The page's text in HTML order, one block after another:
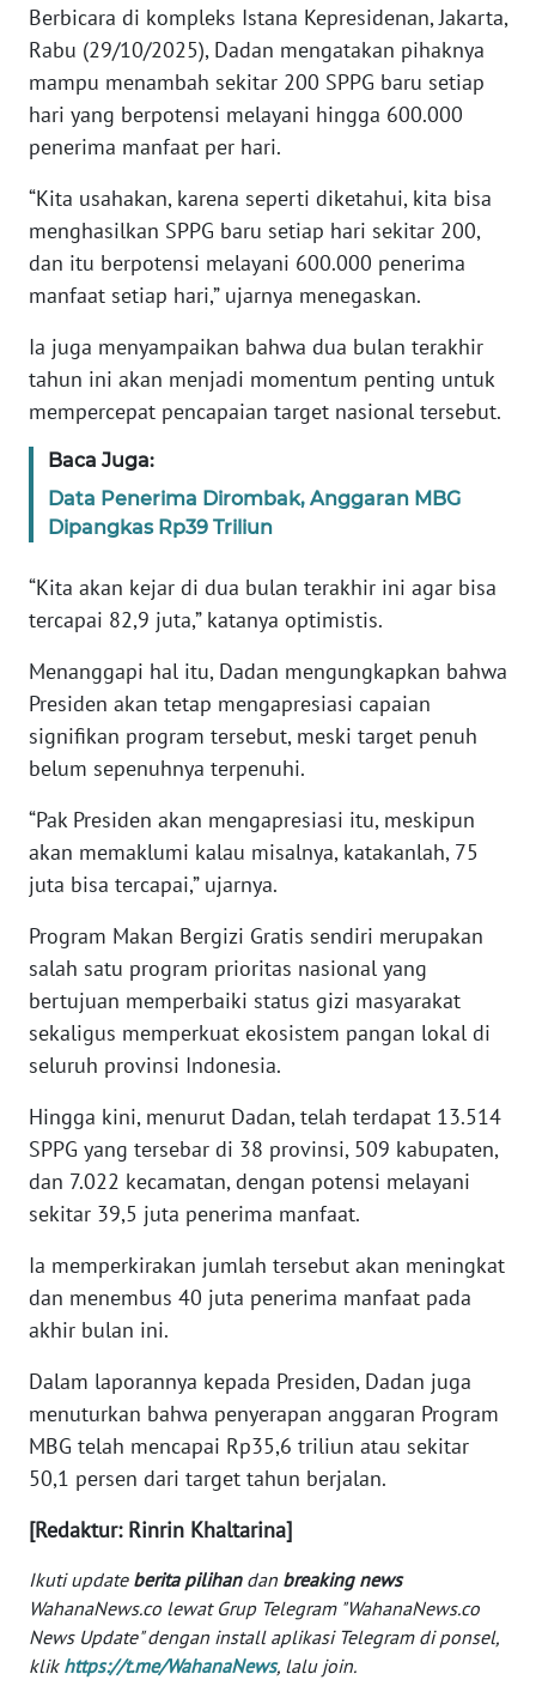
Berbicara di kompleks Istana Kepresidenan, Jakarta,
Rabu (29/10/2025), Dadan mengatakan pihaknya
mampu menambah sekitar 200 SPPG baru setiap
hari yang berpotensi melayani hingga 600.000
penerima manfaat per hari.
“Kita usahakan, karena seperti diketahui, kita bisa
menghasilkan SPPG baru setiap hari sekitar 200,
dan itu berpotensi melayani 600.000 penerima
manfaat setiap hari,” ujarnya menegaskan.
Ia juga menyampaikan bahwa dua bulan terakhir
tahun ini akan menjadi momentum penting untuk
mempercepat pencapaian target nasional tersebut.
Baca Juga:
Data Penerima Dirombak, Anggaran MBG
Dipangkas Rp39 Triliun
“Kita akan kejar di dua bulan terakhir ini agar bisa
tercapai 82,9 juta,” katanya optimistis.
Menanggapi hal itu, Dadan mengungkapkan bahwa
Presiden akan tetap mengapresiasi capaian
signifikan program tersebut, meski target penuh
belum sepenuhnya terpenuhi.
“Pak Presiden akan mengapresiasi itu, meskipun
akan memaklumi kalau misalnya, katakanlah, 75
juta bisa tercapai,” ujarnya.
Program Makan Bergizi Gratis sendiri merupakan
salah satu program prioritas nasional yang
bertujuan memperbaiki status gizi masyarakat
sekaligus memperkuat ekosistem pangan lokal di
seluruh provinsi Indonesia.
Hingga kini, menurut Dadan, telah terdapat 13.514
SPPG yang tersebar di 38 provinsi, 509 kabupaten,
dan 7.022 kecamatan, dengan potensi melayani
sekitar 39,5 juta penerima manfaat.
Ia memperkirakan jumlah tersebut akan meningkat
dan menembus 40 juta penerima manfaat pada
akhir bulan ini.
Dalam laporannya kepada Presiden, Dadan juga
menuturkan bahwa penyerapan anggaran Program
MBG telah mencapai Rp35,6 triliun atau sekitar
50,1 persen dari target tahun berjalan.
[Redaktur: Rinrin Khaltarina]
Ikuti update berita pilihandan breaking news
WahanaNews.co lewat Grup Telegram "WahanaNews.co
News Update" dengan install aplikasi Telegram di ponsel,
klik https://t.me/WahanaNews, lalu join.
SIBER
REDAKSI
KARIR
DISCLAIMER
Wahana
News
Regional
WN
WN
JAKARTA
JABAR
WN
BANTEN
WN
NTT
WN
PAPUA
WN
PAPUA
BARAT
RIAU
WN
SERAMBI
JAMBI
WN
NTB
SULTENG
WN
SULBAR